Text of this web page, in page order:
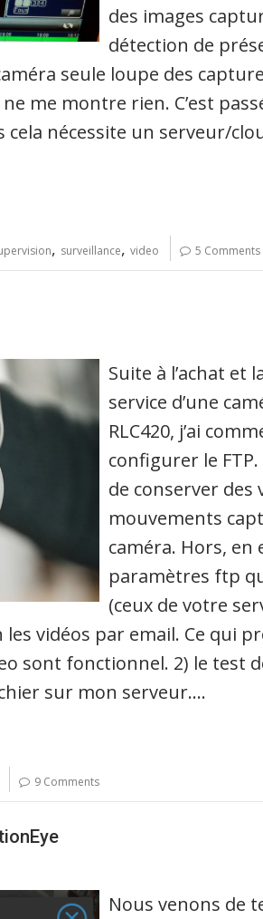
des images
détection de
seule loupe des
me montre rien. C’est
cela nécessite un serveur/
, surveillance, video 5 Comments
Suite à l’achat et
service d’une
RLC420, j’ai
configurer le FTP.
de conserver des
mouvements
caméra. Hors, en
paramètres ftp
(ceux de votre
vidéos par email. Ce qui
sont fonctionnel. 2) le test
sur mon serveur.…
9 Comments
Nous venons de